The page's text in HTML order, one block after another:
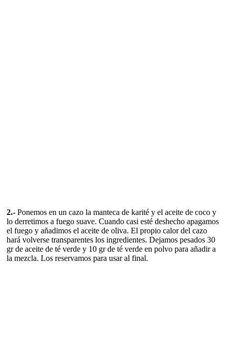
2.- Ponemos en un cazo la manteca de karité y el aceite de coco y
lo derretimos a fuego suave. Cuando casi esté deshecho apagamos
el fuego y añadimos el aceite de oliva. El propio calor del cazo
hará volverse transparentes los ingredientes. Dejamos pesados 30
gr de aceite de té verde y 10 gr de té verde en polvo para añadir a
la mezcla. Los reservamos para usar al final.